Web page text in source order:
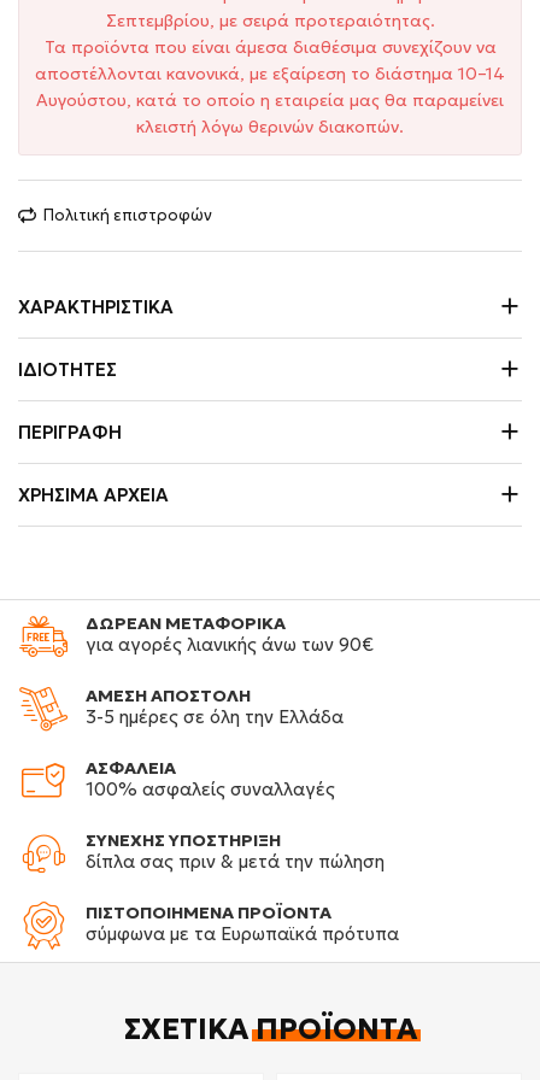
Σεπτεμβρίου, με σειρά προτεραιότητας.
Τα προϊόντα που είναι άμεσα διαθέσιμα συνεχίζουν να
αποστέλλονται κανονικά, με εξαίρεση το διάστημα 10–14
Αυγούστου, κατά το οποίο η εταιρεία μας θα παραμείνει
κλειστή λόγω θερινών διακοπών.
Πολιτική επιστροφών
ΧΑΡΑΚΤΗΡΙΣΤΙΚΆ
ΙΔΙΌΤΗΤΕΣ
ΠΕΡΙΓΡΑΦΉ
ΧΡΉΣΙΜΑ ΑΡΧΕΊΑ
ΔΩΡΕΑΝ ΜΕΤΑΦΟΡΙΚΑ
για αγορές λιανικής άνω των 90€
ΑΜΕΣΗ ΑΠΟΣΤΟΛΗ
3-5 ημέρες σε όλη την Ελλάδα
ΑΣΦΑΛΕΙΑ
100% ασφαλείς συναλλαγές
ΣΥΝΕΧΗΣ ΥΠΟΣΤΗΡΙΞΗ
δίπλα σας πριν & μετά την πώληση
ΠΙΣΤΟΠΟΙΗΜΕΝΑ ΠΡΟΪΟΝΤΑ
σύμφωνα με τα Ευρωπαϊκά πρότυπα
ΣΧΕΤΙΚΆΠΡΟΪΌΝΤΑ